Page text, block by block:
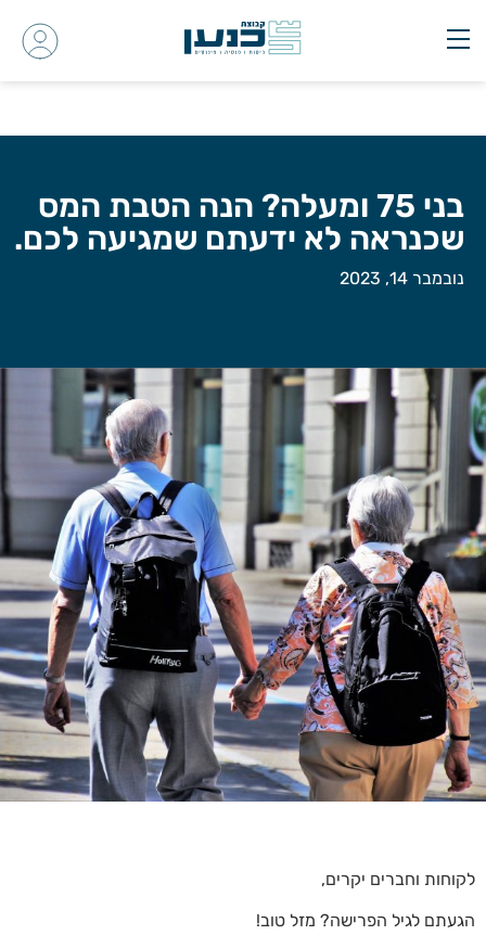
בני 75 ומעלה? הנה הטבת המס
שכנראה לא ידעתם שמגיעה לכם.
נובמבר 14, 2023
לקוחות וחברים יקרים,
הגעתם לגיל הפרישה? מזל טוב!